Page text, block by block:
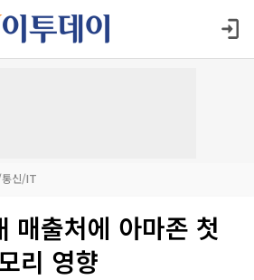
신/IT
매출처에 아마존 첫
리 영향